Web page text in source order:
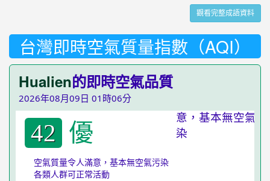
觀看完整成語資料
台灣即時空氣質量指數（AQI）
Hualien的即時空氣品質
2026年08月09日 01時06分
42 優
空氣質量令人滿意，基本無空氣污染
各類人群可正常活動